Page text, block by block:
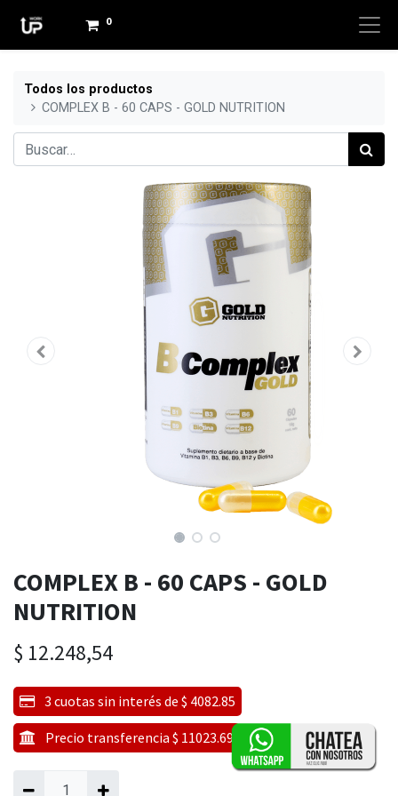
0
Todos los productos
COMPLEX B - 60 CAPS - GOLD NUTRITION
COMPLEX B - 60 CAPS - GOLD
NUTRITION
$ 12.248,54
3 cuotas sin interés de $ 4082.85
Precio transferencia $ 11023.69